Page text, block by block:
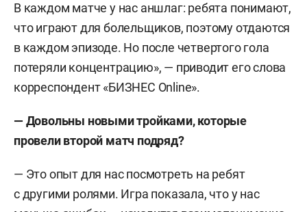
В каждом матче у нас аншлаг: ребята понимают,
что играют для болельщиков, поэтому отдаются
в каждом эпизоде. Но после четвертого гола
потеряли концентрацию», — приводит его слова
корреспондент «БИЗНЕС Online».
— Довольны новыми тройками, которые
провели второй матч подряд?
— Это опыт для нас посмотреть на ребят
с другими ролями. Игра показала, что у нас